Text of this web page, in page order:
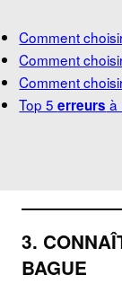
Comment
Comment
Comment
Top 5erreurs à
3.
BAGUE